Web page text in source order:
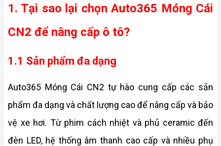
1. Tại sao lại chọn Auto365 Móng Cái
CN2 để nâng cấp ô tô?
1.1 Sản phẩm đa dạng
Auto365 Móng Cái CN2 tự hào cung cấp các sản
phẩm đa dạng và chất lượng cao để nâng cấp và bảo
vệ xe hơi. Từ phim cách nhiệt và phủ ceramic đến
đèn LED, hệ thống âm thanh cao cấp và nhiều phụ